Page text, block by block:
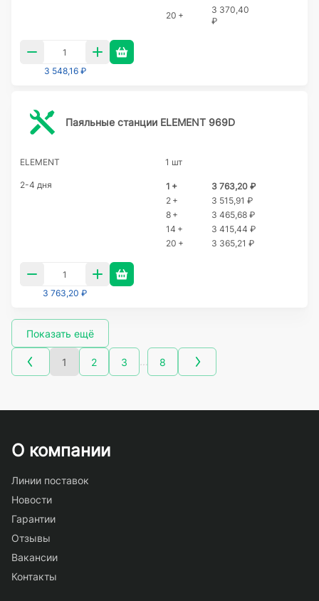
20 +
3 370,40
₽
3 548,16 ₽
Паяльные станции ELEMENT 969D
ELEMENT 1 шт
2-4 дня 1 +
3 763,20 ₽
2 +
3 515,91 ₽
8 +
3 465,68 ₽
14 +
3 415,44 ₽
20 +
3 365,21 ₽
3 763,20 ₽
Показать ещё
1 2 3 … 8
О компании
Линии поставок
Новости
Гарантии
Отзывы
Вакансии
Контакты